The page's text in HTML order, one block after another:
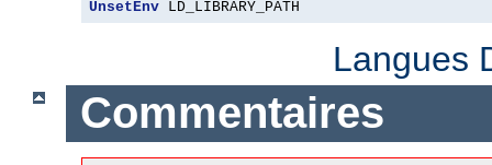
UnsetEnv LD_LIBRARY_PATH
Langues
Commentaires